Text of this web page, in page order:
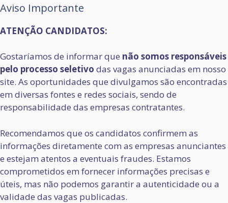
Aviso Importante
ATENÇÃO CANDIDATOS:
Gostaríamos de informar que não somos responsáveis
pelo processo seletivo das vagas anunciadas em nosso
site. As oportunidades que divulgamos são encontradas
em diversas fontes e redes sociais, sendo de
responsabilidade das empresas contratantes.
Recomendamos que os candidatos confirmem as
informações diretamente com as empresas anunciantes
e estejam atentos a eventuais fraudes. Estamos
comprometidos em fornecer informações precisas e
úteis, mas não podemos garantir a autenticidade ou a
validade das vagas publicadas.